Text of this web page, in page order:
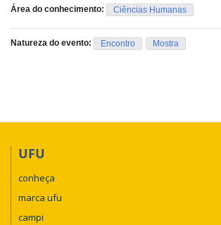
Área do conhecimento: Ciências Humanas
Natureza do evento: Encontro Mostra
UFU
conheça
marca ufu
campi